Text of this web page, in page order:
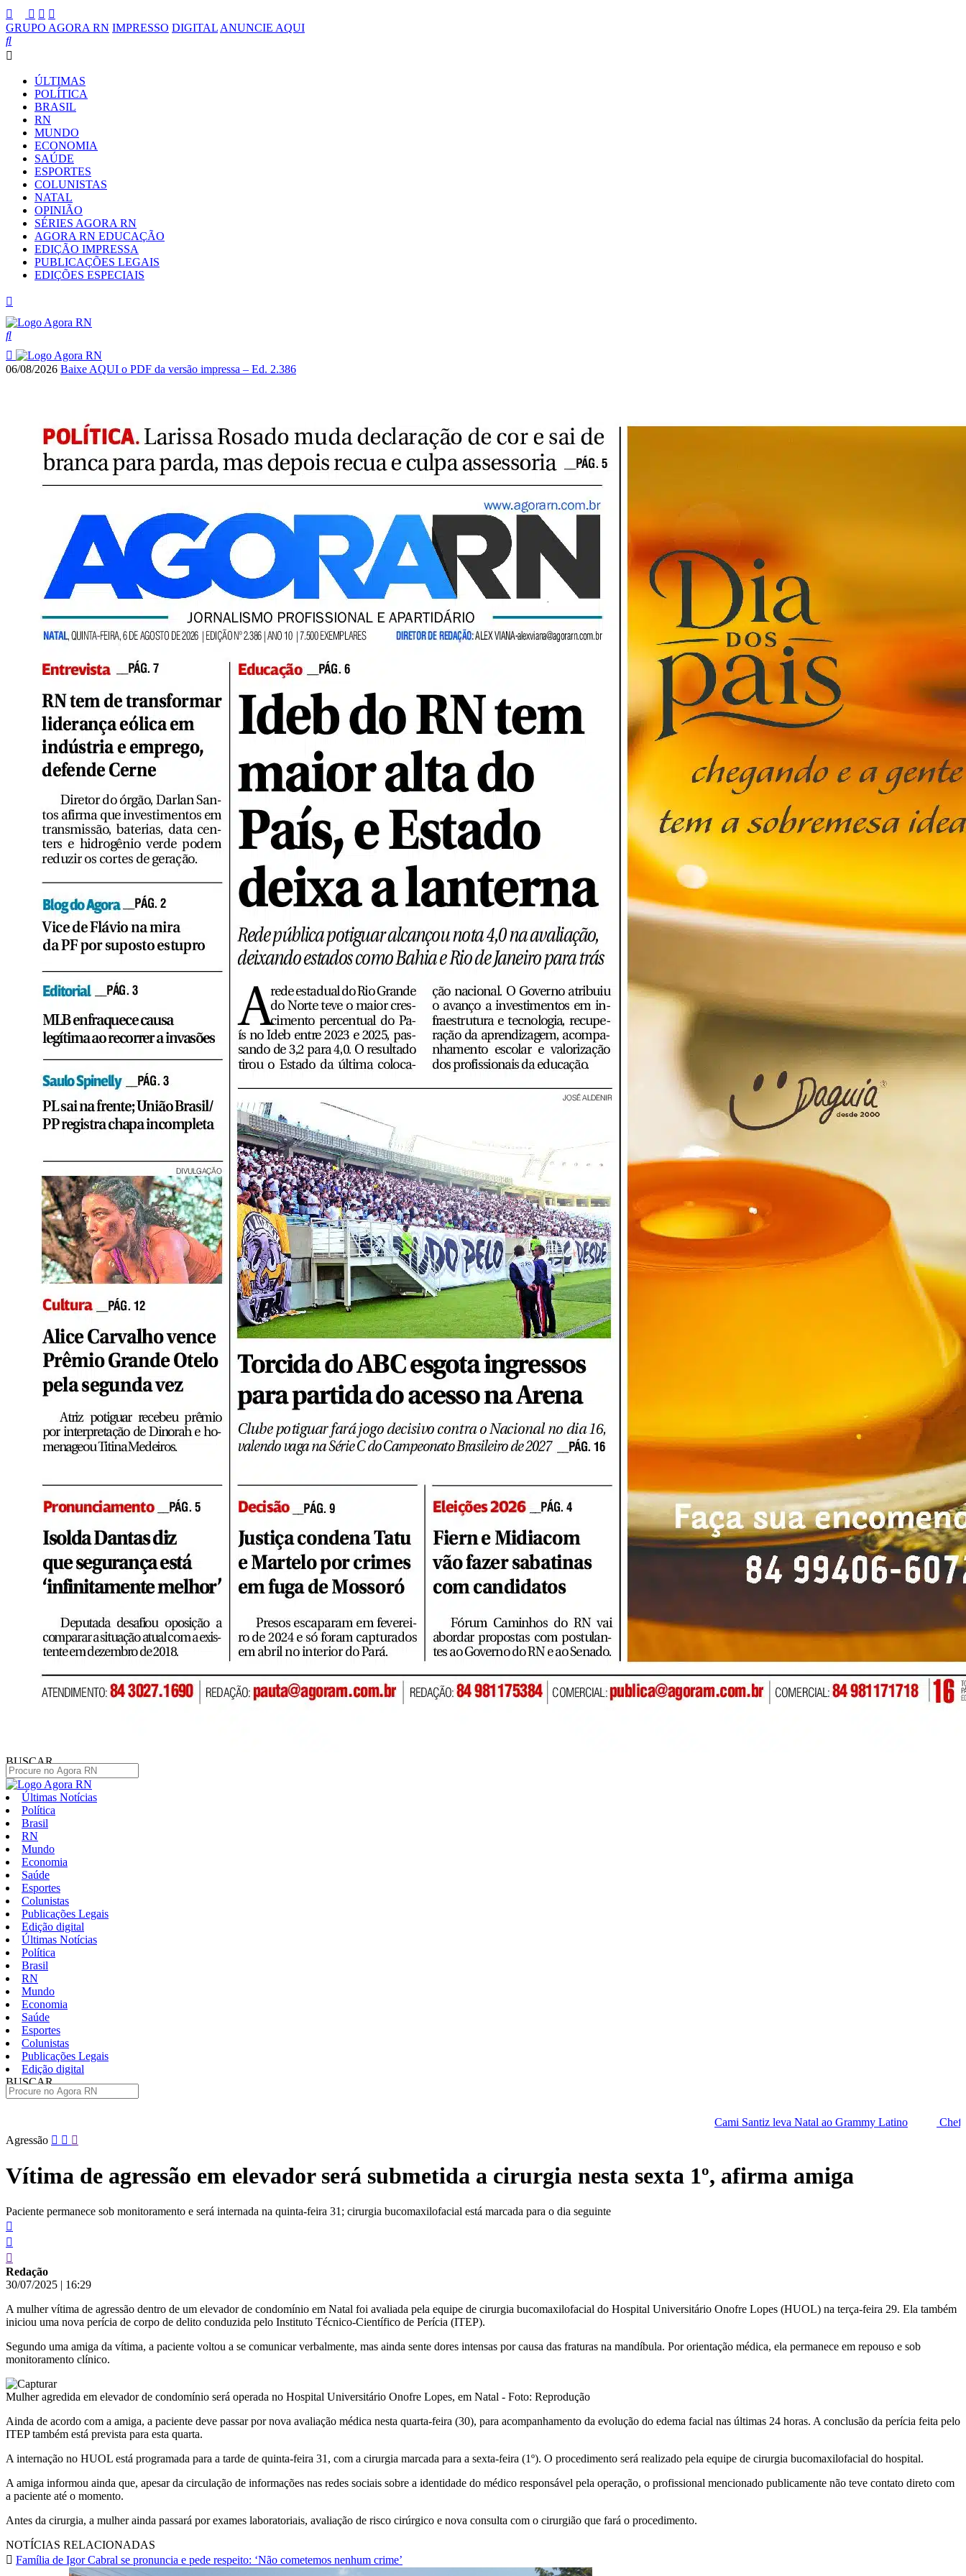
GRUPO AGORA RN IMPRESSO DIGITAL ANUNCIE AQUI
ÚLTIMAS
POLÍTICA
BRASIL
RN
MUNDO
ECONOMIA
SAÚDE
ESPORTES
COLUNISTAS
NATAL
OPINIÃO
SÉRIES AGORA RN
AGORA RN EDUCAÇÃO
EDIÇÃO IMPRESSA
PUBLICAÇÕES LEGAIS
EDIÇÕES ESPECIAIS
06/08/2026 Baixe AQUI o PDF da versão impressa – Ed. 2.386
BUSCAR
Últimas Notícias
Política
Brasil
RN
Mundo
Economia
Saúde
Esportes
Colunistas
Publicações Legais
Edição digital
Últimas Notícias
Política
Brasil
RN
Mundo
Economia
Saúde
Esportes
Colunistas
Publicações Legais
Edição digital
BUSCAR
Cami Santiz leva Natal ao Grammy Latino
Chefes da PF saem
Pular
para
conteúdo
Agressão
Vítima de agressão em elevador será submetida a cirurgia nesta sexta 1º, afirma amiga
Paciente permanece sob monitoramento e será internada na quinta-feira 31; cirurgia bucomaxilofacial está marcada para o dia seguinte
Redação
30/07/2025 | 16:29
A mulher vítima de agressão dentro de um elevador de condomínio em Natal foi avaliada pela equipe de cirurgia bucomaxilofacial do Hospital Universitário Onofre Lopes (HUOL) na terça-feira 29. Ela também
iniciou uma nova perícia de corpo de delito conduzida pelo Instituto Técnico-Científico de Perícia (ITEP).
Segundo uma amiga da vítima, a paciente voltou a se comunicar verbalmente, mas ainda sente dores intensas por causa das fraturas na mandíbula. Por orientação médica, ela permanece em repouso e sob
monitoramento clínico.
Mulher agredida em elevador de condomínio será operada no Hospital Universitário Onofre Lopes, em Natal - Foto: Reprodução
Ainda de acordo com a amiga, a paciente deve passar por nova avaliação médica nesta quarta-feira (30), para acompanhamento da evolução do edema facial nas últimas 24 horas. A conclusão da perícia feita pelo
ITEP também está prevista para esta quarta.
A internação no HUOL está programada para a tarde de quinta-feira 31, com a cirurgia marcada para a sexta-feira (1º). O procedimento será realizado pela equipe de cirurgia bucomaxilofacial do hospital.
A amiga informou ainda que, apesar da circulação de informações nas redes sociais sobre a identidade do médico responsável pela operação, o profissional mencionado publicamente não teve contato direto com
a paciente até o momento.
Antes da cirurgia, a mulher ainda passará por exames laboratoriais, avaliação de risco cirúrgico e nova consulta com o cirurgião que fará o procedimento.
NOTÍCIAS RELACIONADAS
Família de Igor Cabral se pronuncia e pede respeito: ‘Não cometemos nenhum crime’